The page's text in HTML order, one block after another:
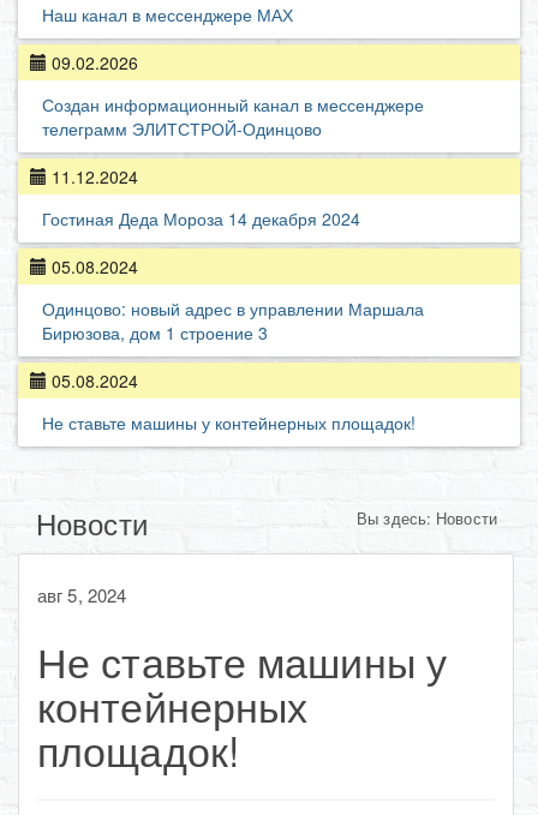
Наш канал в мессенджере МАХ
09.02.2026
Создан информационный канал в мессенджере
телеграмм ЭЛИТСТРОЙ-Одинцово
11.12.2024
Гостиная Деда Мороза 14 декабря 2024
05.08.2024
Одинцово: новый адрес в управлении Маршала
Бирюзова, дом 1 строение 3
05.08.2024
Не ставьте машины у контейнерных площадок!
Новости Вы здесь: Новости
авг 5, 2024
Не ставьте машины у
контейнерных
площадок!